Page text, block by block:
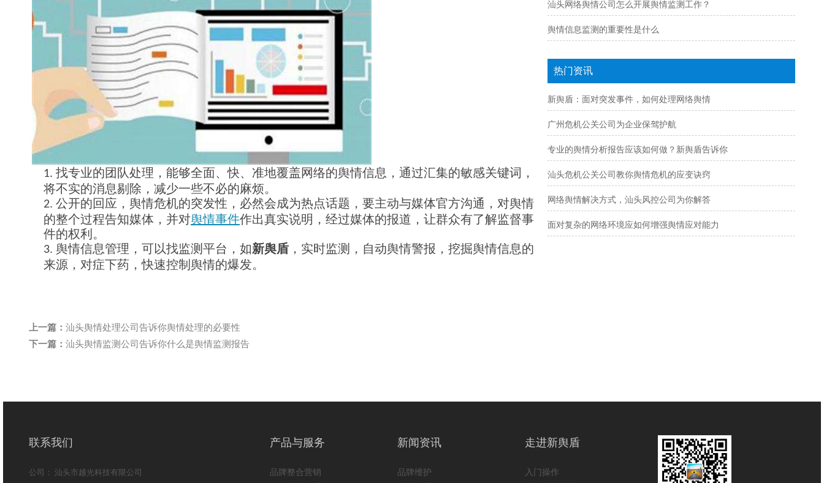
1. 找专业的团队处理，能够全面、快、准地覆盖网络的舆情信息，通过汇集的敏感关键词，
将不实的消息剔除，减少一些不必的麻烦。
2. 公开的回应，舆情危机的突发性，必然会成为热点话题，要主动与媒体官方沟通，对舆情
的整个过程告知媒体，并对舆情事件作出真实说明，经过媒体的报道，让群众有了解监督事
件的权利。
3. 舆情信息管理，可以找监测平台，如新舆盾 ，实时监测，自动舆情警报，挖掘舆情信息的
来源，对症下药，快速控制舆情的爆发。
上一篇： 汕头舆情处理公司告诉你舆情处理的必要性
下一篇： 汕头舆情监测公司告诉你什么是舆情监测报告
汕头网络舆情公司怎么开展舆情监测工作？
舆情信息监测的重要性是什么
热门资讯
新舆盾：面对突发事件，如何处理网络舆情
广州危机公关公司为企业保驾护航
专业的舆情分析报告应该如何做？新舆盾告诉你
汕头危机公关公司教你舆情危机的应变诀窍
网络舆情解决方式，汕头风控公司为你解答
面对复杂的网络环境应如何增强舆情应对能力
联系我们
公司： 汕头市越光科技有限公司
产品与服务
品牌整合营销
新闻资讯
品牌维护
走进新舆盾
入门操作